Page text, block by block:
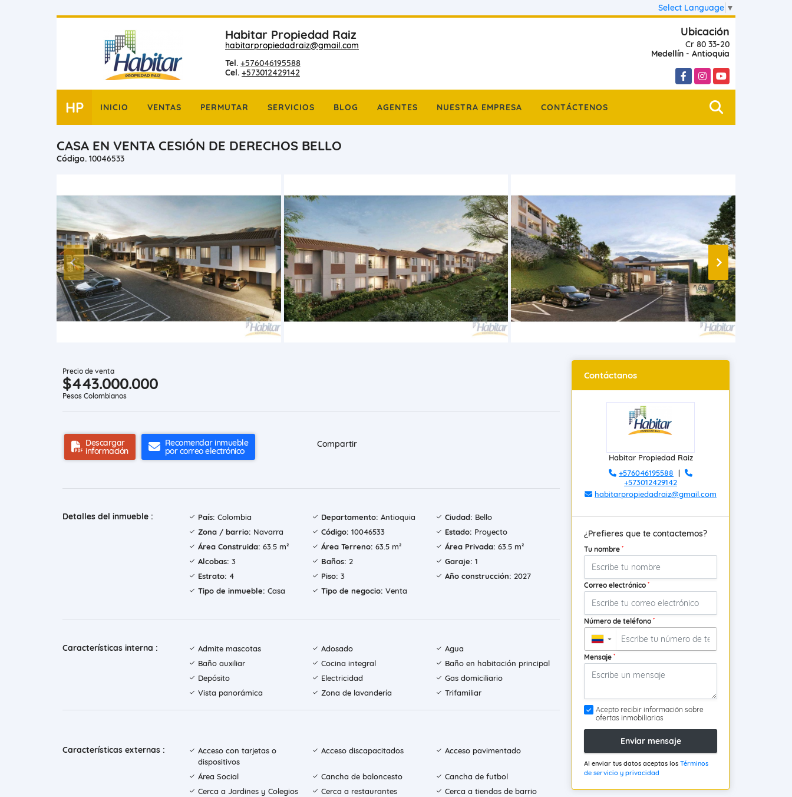
Select Language ▼
Habitar Propiedad Raiz
habitarpropiedadraiz@gmail.com
Tel. +576046195588
Cel. +573012429142
Ubicación
Cr 80 33-20
Medellín - Antioquia
FacebookInstagram
YouTube
HP INICIO VENTAS PERMUTAR SERVICIOS BLOG AGENTES NUESTRA EMPRESA CONTÁCTENOS
CASA EN VENTA CESIÓN DE DERECHOS BELLO
Código. 10046533
Precio de venta
$443.000.000
Pesos Colombianos
Descargar
información
Recomendar inmueble
por correo electrónico
Compartir
Detalles del inmueble : País: Colombia Departamento: Antioquia Ciudad: Bello
Zona / barrio: Navarra Código: 10046533 Estado: Proyecto
Área Construida: 63.5 m² Área Terreno: 63.5 m² Área Privada: 63.5 m²
Alcobas: 3 Baños: 2 Garaje: 1
Estrato: 4 Piso: 3 Año construcción: 2027
Tipo de inmueble: Casa Tipo de negocio: Venta
Características interna : Admite mascotas Adosado
Agua
Baño auxiliar
Cocina integral
Baño en habitación principal
Depósito
Electricidad
Gas domiciliario
Vista panorámica
Zona de lavandería Trifamiliar
Características externas :
Acceso con tarjetas o
dispositivos
Acceso discapacitados Acceso pavimentado
Área Social Cancha de baloncesto
Cancha de futbol
Cerca a Jardines y Colegios
Cerca a restaurantes
Cerca a tiendas de barrio
Contáctanos
Habitar Propiedad Raiz
+576046195588 |
+573012429142
habitarpropiedadraiz@gmail.com
¿Prefieres que te contactemos?
Tu nombre *
Correo electrónico *
Número de teléfono *
▼
Mensaje *
Acepto recibir información sobre
ofertas inmobiliarias
Enviar mensaje
Al enviar tus datos aceptas los Términos
de servicio y privacidad